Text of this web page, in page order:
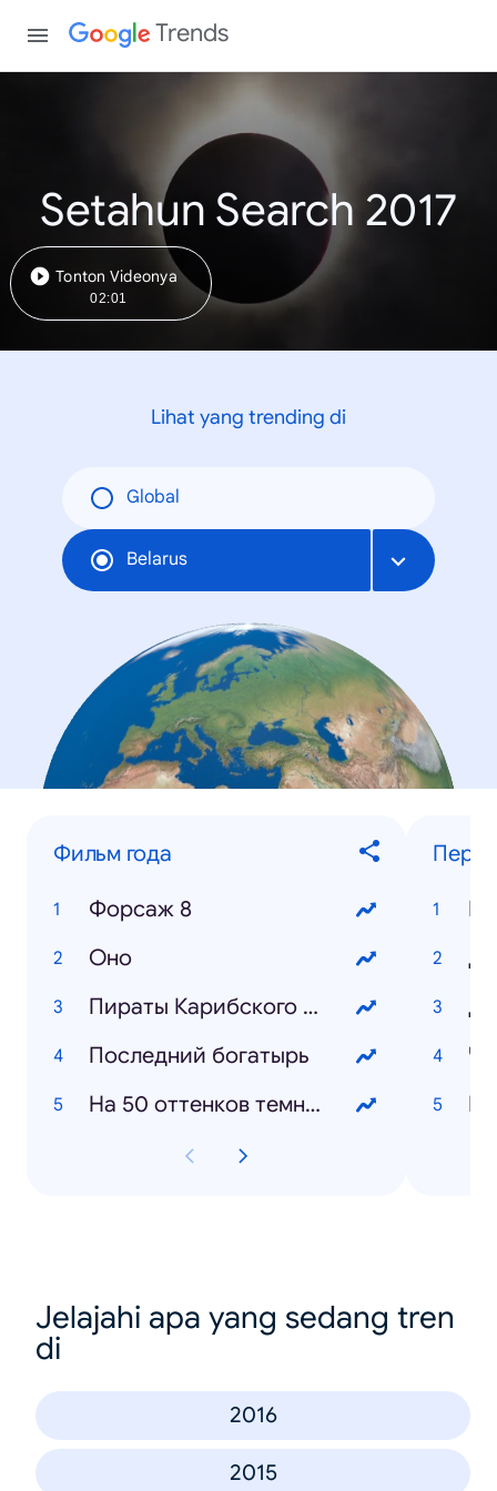
Trends
Setahun Search 2017
Tonton Videonya
02:01
Lihat yang trending di
Global
Belarus
Фильм года
Форсаж 8
Оно
Пираты Карибского моря 5
Последний богатырь
На 50 оттенков темнее
Jelajahi apa yang sedang tren
di
2016
2015